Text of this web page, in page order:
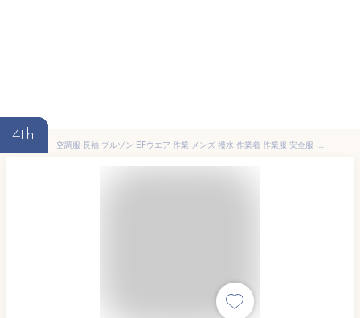
4th
空調服 長袖 ブルゾン EFウエア 作業 メンズ 撥水 作業着 作業服 安全服 夏 ファン付き 反射材 反射 ワークウェア 大きいサイズ 6L E9209 旭蝶 Asahicho 日本製 国産 帯電防止 涼しい 工場 外作業 仕事 土木 工事 現場